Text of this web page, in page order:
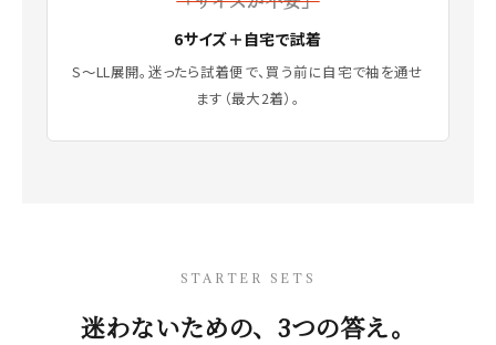
6サイズ＋自宅で試着
S〜LL展開。迷ったら試着便で、買う前に自宅で袖を通せ
ます（最大2着）。
STARTER SETS
迷わないための、3つの答え。